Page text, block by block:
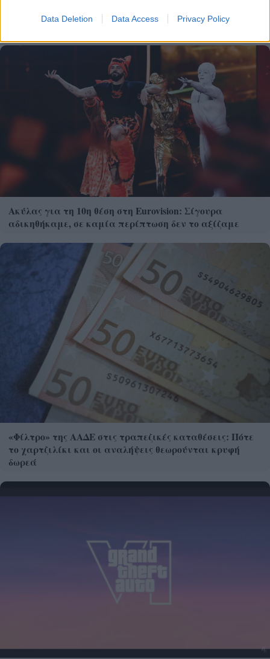
Data Deletion Data Access Privacy Policy
Δέκα χρόνια προόδου με ένα μοντέλο ΑΙ – η ανακάλυψη
της Google DeepMind
Ακύλας για τη 10η θέση στη Eurovision: Σίγουρα
αδικηθήκαμε, σε καμία περίπτωση δεν το αξίζαμε
«Φίλτρο» της ΑΑΔΕ στις τραπεζικές καταθέσεις: Πότε
το χαρτζιλίκι και οι αναλήψεις θεωρούνται κρυφή
δωρεά